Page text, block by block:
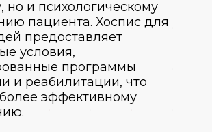
но и психологическому
пациента. Хоспис для
предоставляет
условия,
программы
и реабилитации, что
эффективному